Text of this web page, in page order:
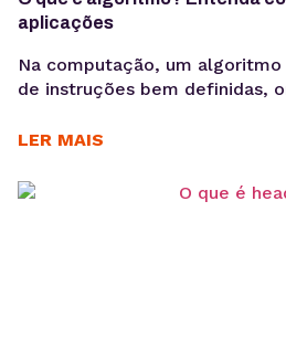
aplicações
Na computação, um
de instruções bem definidas,
Mas o que isso significa na
músicas, como o Google
LER MAIS